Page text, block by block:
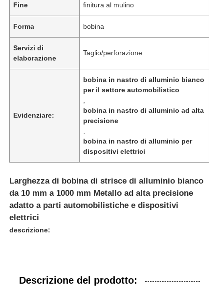
Casa.
Fine finitura al mulino
Forma bobina
Servizi di
elaborazione
Taglio/perforazione
Evidenziare:
bobina in nastro di alluminio bianco
per il settore automobilistico
bobina in nastro di alluminio ad alta
precisione
bobina in nastro di alluminio per
dispositivi elettrici
Larghezza di bobina di strisce di alluminio bianco
da 10 mm a 1000 mm Metallo ad alta precisione
adatto a parti automobilistiche e dispositivi
elettrici
descrizione:
Descrizione del prodotto: